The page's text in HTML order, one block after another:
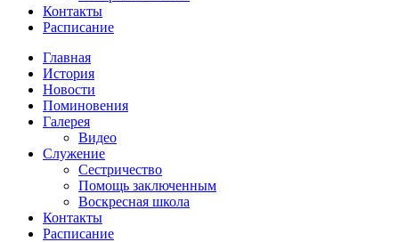
Контакты
Расписание
Главная
История
Новости
Поминовения
Галерея
Видео
Служение
Сестричество
Помощь заключенным
Воскресная школа
Контакты
Расписание